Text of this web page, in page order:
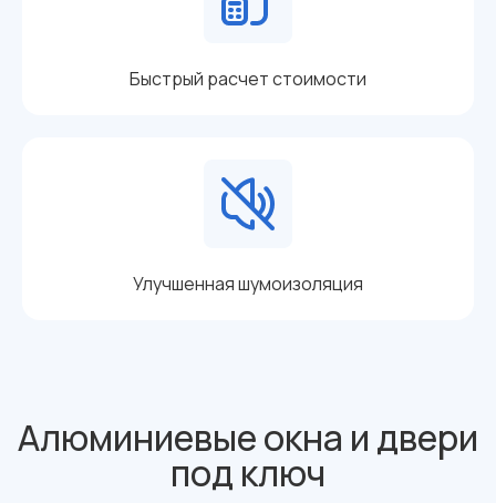
Быстрый расчет стоимости
Улучшенная шумоизоляция
Алюминиевые окна и двери
под ключ